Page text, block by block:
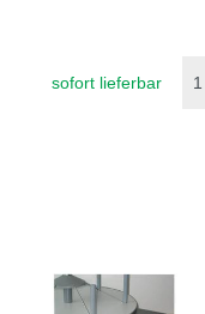
sofort lieferbar